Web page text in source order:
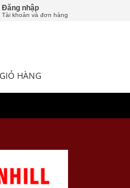
Đăng nhập
Tài khoản và đơn hàng
GIỎ HÀNG